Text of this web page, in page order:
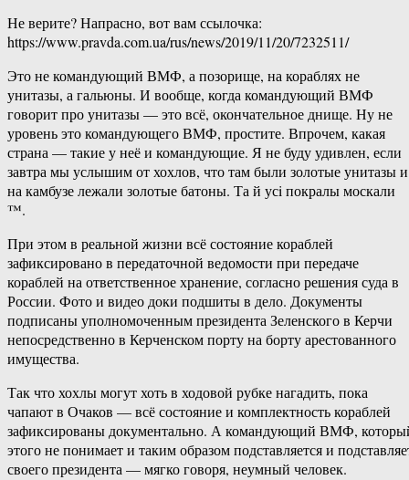
Не верите? Напрасно, вот вам ссылочка:
https://www.pravda.com.ua/rus/news/2019/11/20/7232511/
Это не командующий ВМФ, а позорище, на кораблях не
унитазы, а гальюны. И вообще, когда командующий ВМФ
говорит про унитазы — это всё, окончательное днище. Ну не
уровень это командующего ВМФ, простите. Впрочем, какая
страна — такие у неё и командующие. Я не буду удивлен, если
завтра мы услышим от хохлов, что там были золотые унитазы и
на камбузе лежали золотые батоны. Та й усi покралы москали
™.
При этом в реальной жизни всё состояние кораблей
зафиксировано в передаточной ведомости при передаче
кораблей на ответственное хранение, согласно решения суда в
России. Фото и видео доки подшиты в дело. Документы
подписаны уполномоченным президента Зеленского в Керчи
непосредственно в Керченском порту на борту арестованного
имущества.
Так что хохлы могут хоть в ходовой рубке нагадить, пока
чапают в Очаков — всё состояние и комплектность кораблей
зафиксированы документально. А командующий ВМФ,
этого не понимает и таким образом подставляется и
своего президента — мягко говоря, неумный человек.